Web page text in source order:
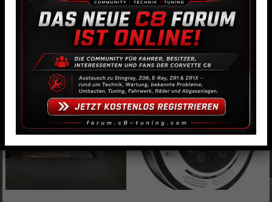
Trockensumpftank
CNC-geportete LS3/L99
Zylinderköpfe